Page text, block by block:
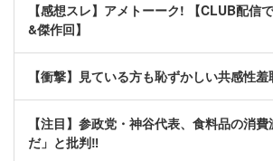
【感想スレ】アメトーーク! 【CLUB配信
&傑作回】
【衝撃】見ている方も恥ずかしい共感性
【注目】参政党・神谷代表、食料品の消
だ」と批判‼